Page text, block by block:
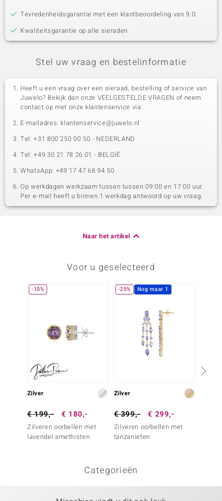
Tevredenheidsgarantie met een klantbeoordeling van 9.0
Kwaliteitsgarantie op alle sieraden
Stel uw vraag en bestelinformatie
Heeft u een vraag over een sieraad, bestelling of service van
Juwelo? Bekijk dan onze VEELGESTELDE VRAGEN of neem
contact op met onze klantenservice via:
E-mailadres: klantenservice@juwelo.nl
Tel: +31 800 250 00 50 - NEDERLAND
Tel: +49 30 21 78 26 01 - BELGIË
WhatsApp: +49 17 47 68 94 50
Op werkdagen werkzaam tussen tussen 09:00 en 17:00 uur.
Per e-mail heeft u binnen 1 werkdag antwoord op uw vraag.
Naar het artikel
Voor u geselecteerd
-10%
Zilver
€ 199,- € 180,-
Zilveren oorbellen met
lavendel amethisten
-25% Nog maar 1
Zilver
€ 399,- € 299,-
Zilveren oorbellen met
tanzanieten
Categorieën